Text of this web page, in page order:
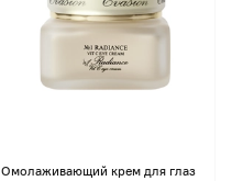
Омолаживающий крем для глаз